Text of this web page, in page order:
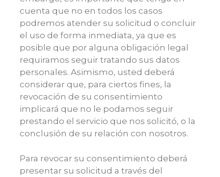
cuenta que no en todos los casos
podremos atender su solicitud o concluir
el uso de forma inmediata, ya que es
posible que por alguna obligación legal
requiramos seguir tratando sus datos
personales. Asimismo, usted deberá
considerar que, para ciertos fines, la
revocación de su consentimiento
implicará que no le podamos seguir
prestando el servicio que nos solicitó, o la
conclusión de su relación con nosotros.
Para revocar su consentimiento deberá
presentar su solicitud a través del